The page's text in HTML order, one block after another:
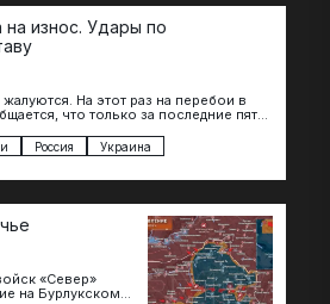
износ. Удары по
На этот раз на перебои в
что только за последние пять
Россия Украина
«Север»
на Бурлукском